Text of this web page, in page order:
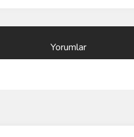
Yorumlar